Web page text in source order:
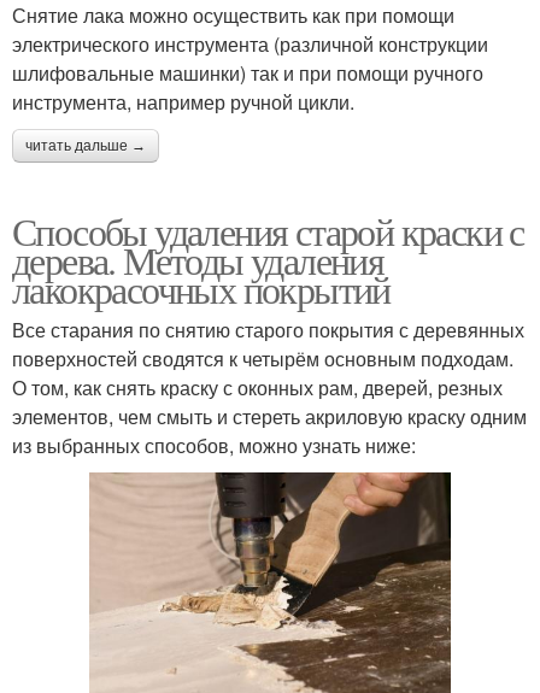
Снятие лака можно осуществить как при помощи
электрического инструмента (различной конструкции
шлифовальные машинки) так и при помощи ручного
инструмента, например ручной цикли.
читать дальше →
Способы удаления старой краски с
дерева. Методы удаления
лакокрасочных покрытий
Все старания по снятию старого покрытия с деревянных
поверхностей сводятся к четырём основным подходам.
О том, как снять краску с оконных рам, дверей, резных
элементов, чем смыть и стереть акриловую краску одним
из выбранных способов, можно узнать ниже: